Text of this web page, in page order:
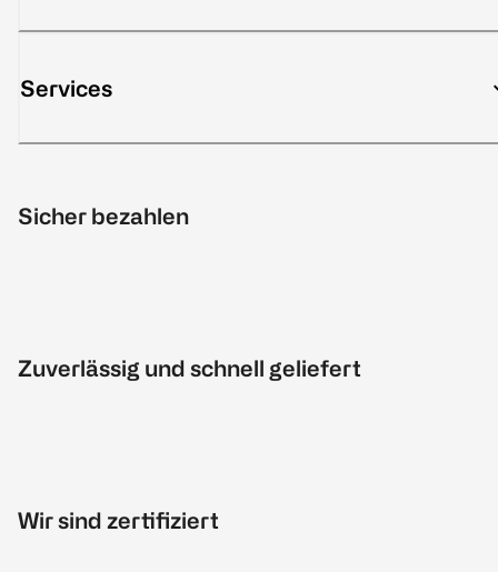
Services
Sicher bezahlen
Zuverlässig und schnell geliefert
Wir sind zertifiziert